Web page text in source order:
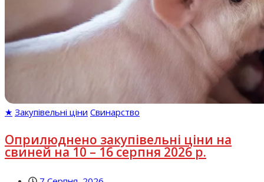
★ Закупівельні ціни Свинарство
Оприлюднено закупівельні ціни на
свиней на 10 – 16 серпня 2026 р.